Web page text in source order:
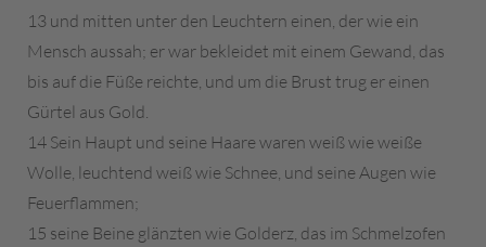
13 und mitten unter den Leuchtern einen, der wie ein
Mensch aussah; er war bekleidet mit einem Gewand, das
bis auf die Füße reichte, und um die Brust trug er einen
Gürtel aus Gold.
14 Sein Haupt und seine Haare waren weiß wie weiße
Wolle, leuchtend weiß wie Schnee, und seine Augen wie
Feuerflammen;
15 seine Beine glänzten wie Golderz, das im Schmelzofen